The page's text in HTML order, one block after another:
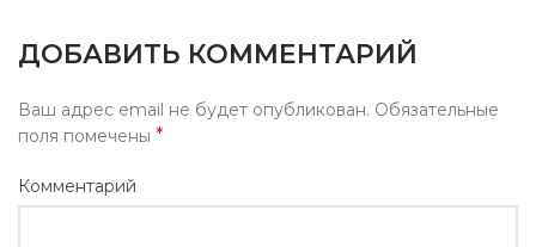
ДОБАВИТЬ КОММЕНТАРИЙ
Ваш адрес email не будет опубликован. Обязательные
поля помечены *
Комментарий